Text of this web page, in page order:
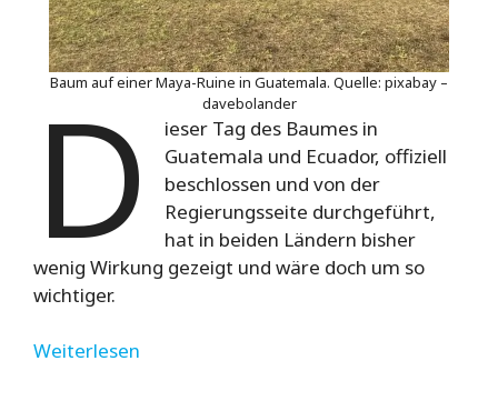
Baum auf einer Maya-Ruine in Guatemala. Quelle: pixabay –
davebolander
D
ieser Tag des Baumes in
Guatemala und Ecuador, offiziell
beschlossen und von der
Regierungsseite durchgeführt,
hat in beiden Ländern bisher
wenig Wirkung gezeigt und wäre doch um so
wichtiger.
Weiterlesen